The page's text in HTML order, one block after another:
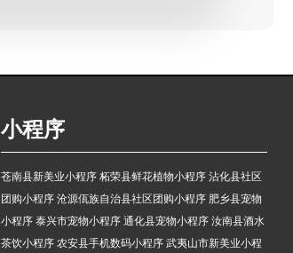
小程序
苍南县新美业小程序 柘荣县鲜花植物小程序 沾化县社区
团购小程序 沧源佤族自治县社区团购小程序 肥乡县宠物
小程序 泰兴市宠物小程序 通化县宠物小程序 汝南县酒水
茶饮小程序 农安县手机数码小程序 武夷山市新美业小程